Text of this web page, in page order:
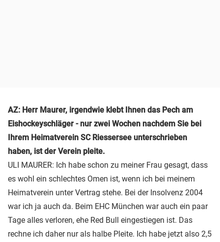
AZ: Herr Maurer, irgendwie klebt Ihnen das Pech am
Eishockeyschläger - nur zwei Wochen nachdem Sie bei
Ihrem Heimatverein SC Riessersee unterschrieben
haben, ist der Verein pleite.
ULI MAURER: Ich habe schon zu meiner Frau gesagt, dass
es wohl ein schlechtes Omen ist, wenn ich bei meinem
Heimatverein unter Vertrag stehe. Bei der Insolvenz 2004
war ich ja auch da. Beim EHC München war auch ein paar
Tage alles verloren, ehe Red Bull eingestiegen ist. Das
rechne ich daher nur als halbe Pleite. Ich habe jetzt also 2,5